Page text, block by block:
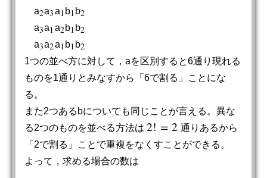
a2
2a3
3a1
1 b1
1 b2
2
a3
3a11a2
2 b1
1 b2
2
a3
3a2
2a1
1 b1
1 b2
2
1つの並べ方に対して，aを区別すると6通り現れる
ものを1通りとみなすから「6で割る」ことにな
る。
また2つあるbについても同じことが言える。異な
る2つのものを並べる方法は2! = 2
2!= 2
通りあるから
「2で割る」ことで重複をなくすことができる。
よって，求める場合の数は